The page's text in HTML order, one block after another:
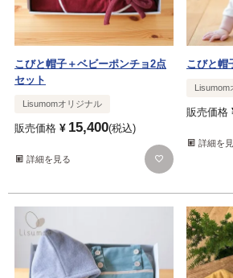
こびと帽子＋ベビーポンチョ2点
セット
Lisumomオリジナル
販売価格 ¥ 15,400 税込
詳細を見る
こびと帽
販売価格
詳細を